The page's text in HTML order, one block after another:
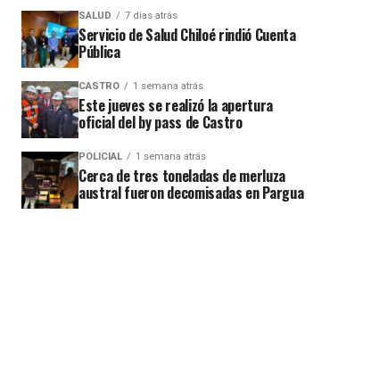
SALUD 7 días atrás
Servicio de Salud Chiloé rindió Cuenta
Pública
CASTRO 1 semana atrás
Este jueves se realizó la apertura
oficial del by pass de Castro
POLICIAL 1 semana atrás
Cerca de tres toneladas de merluza
austral fueron decomisadas en Pargua